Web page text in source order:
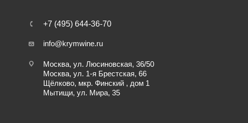
+7 (495) 644-36-70
info@krymwine.ru
Москва, ул. Люсиновская, 36/50
Москва, ул. 1-я Брестская, 66
Щёлково, мкр. Финский , дом 1
Мытищи, ул. Мира, 35